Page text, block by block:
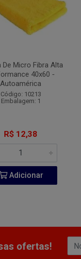
De Micro Fibra Alta
40x60 -
Autoamérica
Código: 10213
Embalagem: 1
R$ 12,38
Adicionar
ofertas!